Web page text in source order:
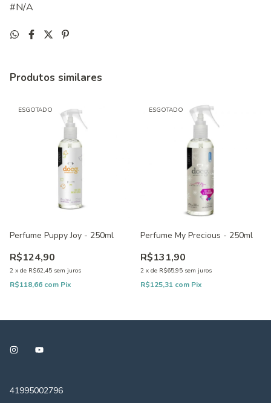
#N/A
Produtos similares
ESGOTADO
Perfume Puppy Joy - 250ml
R$124,90
2 x de R$62,45 sem juros
R$118,66 com Pix
ESGOTADO
Perfume My Precious - 250ml
R$131,90
2 x de R$65,95 sem juros
R$125,31 com Pix
41995002796